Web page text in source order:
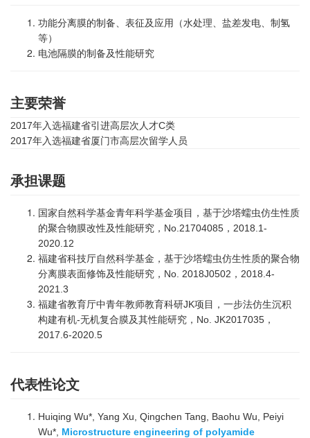
功能分离膜的制备、表征及应用（水处理、盐差发电、制氢
等）
电池隔膜的制备及性能研究
主要荣誉
2017年入选福建省引进高层次人才C类
2017年入选福建省厦门市高层次留学人员
承担课题
国家自然科学基金青年科学基金项目，基于沙塔蠕虫仿生性质
的聚合物膜改性及性能研究，No.21704085，2018.1-
2020.12
福建省科技厅自然科学基金，基于沙塔蠕虫仿生性质的聚合物
分离膜表面修饰及性能研究，No. 2018J0502，2018.4-
2021.3
福建省教育厅中青年教师教育科研JK项目，一步法仿生沉积
构建有机-无机复合膜及其性能研究，No. JK2017035，
2017.6-2020.5
代表性论文
Huiqing Wu*, Yang Xu, Qingchen Tang, Baohu Wu, Peiyi
Wu*, Microstructure engineering of polyamide